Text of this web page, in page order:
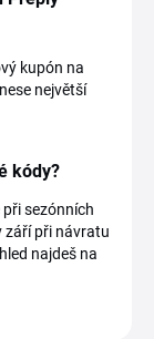
kupón na
největší
kódy?
sezónních
září při návratu
najdeš na